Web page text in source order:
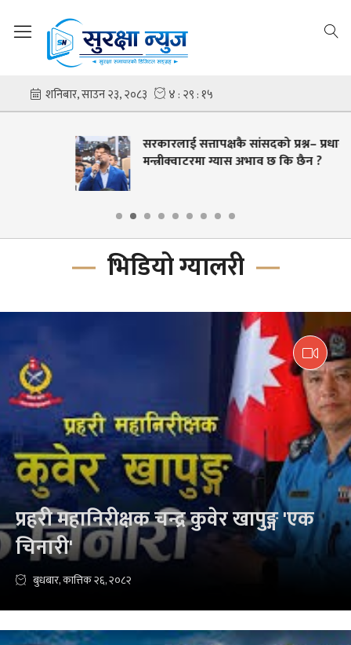
सरकारलाई सत्तापक्षकै सांसदको प्रश्न– प्रधानमन्त्री र
मन्त्रीक्वाटरमा ग्यास अभाव छ कि छैन ?
भिडियो ग्यालरी
प्रहरी महानिरीक्षक चन्द्र कुवेर खापुङ्ग 'एक
चिनारी'
बुधबार, कात्तिक २६, २०८२